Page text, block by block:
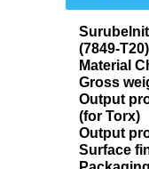
(7849-
Material
Gross
Output
(for Torx)
Output
Surface